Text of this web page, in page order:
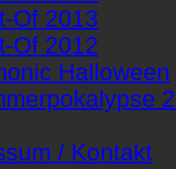
Of 2013
Of 2012
Halloween
/ Kontakt